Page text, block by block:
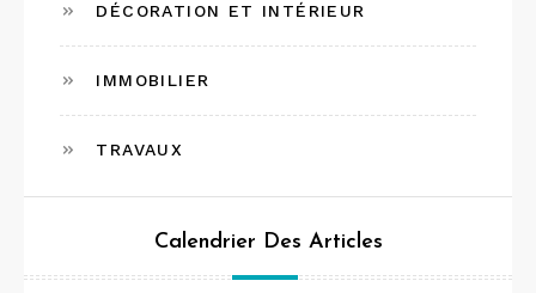
DÉCORATION ET INTÉRIEUR
IMMOBILIER
TRAVAUX
Calendrier Des Articles